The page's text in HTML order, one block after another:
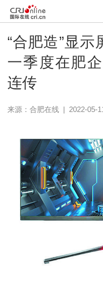
“合肥造”显示
一季度在肥
连传
来源： 合肥在线| 2022-05-